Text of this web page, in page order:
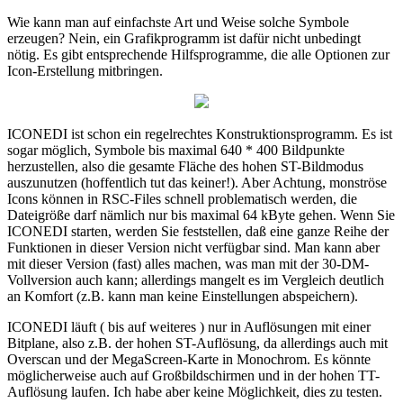
Wie kann man auf einfachste Art und Weise solche Symbole
erzeugen? Nein, ein Grafikprogramm ist dafür nicht unbedingt
nötig. Es gibt entsprechende Hilfsprogramme, die alle Optionen zur
Icon-Erstellung mitbringen.
ICONEDI ist schon ein regelrechtes Konstruktionsprogramm. Es ist
sogar möglich, Symbole bis maximal 640 * 400 Bildpunkte
herzustellen, also die gesamte Fläche des hohen ST-Bildmodus
auszunutzen (hoffentlich tut das keiner!). Aber Achtung, monströse
Icons können in RSC-Files schnell problematisch werden, die
Dateigröße darf nämlich nur bis maximal 64 kByte gehen. Wenn Sie
ICONEDI starten, werden Sie feststellen, daß eine ganze Reihe der
Funktionen in dieser Version nicht verfügbar sind. Man kann aber
mit dieser Version (fast) alles machen, was man mit der 30-DM-
Vollversion auch kann; allerdings mangelt es im Vergleich deutlich
an Komfort (z.B. kann man keine Einstellungen abspeichern).
ICONEDI läuft ( bis auf weiteres ) nur in Auflösungen mit einer
Bitplane, also z.B. der hohen ST-Auflösung, da allerdings auch mit
Overscan und der MegaScreen-Karte in Monochrom. Es könnte
möglicherweise auch auf Großbildschirmen und in der hohen TT-
Auflösung laufen. Ich habe aber keine Möglichkeit, dies zu testen.